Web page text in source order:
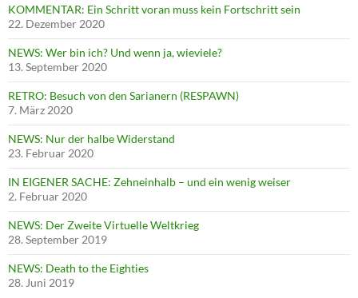
KOMMENTAR: Ein Schritt voran muss kein Fortschritt sein
22. Dezember 2020
NEWS: Wer bin ich? Und wenn ja, wieviele?
13. September 2020
RETRO: Besuch von den Sarianern (RESPAWN)
7. März 2020
NEWS: Nur der halbe Widerstand
23. Februar 2020
IN EIGENER SACHE: Zehneinhalb – und ein wenig weiser
2. Februar 2020
NEWS: Der Zweite Virtuelle Weltkrieg
28. September 2019
NEWS: Death to the Eighties
28. Juni 2019